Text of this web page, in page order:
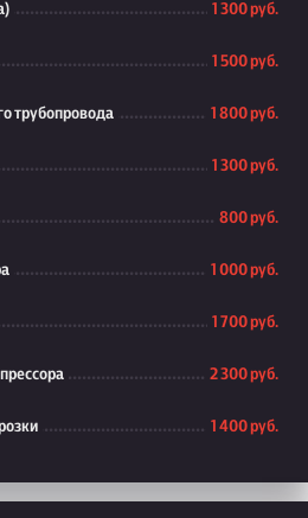
1 300 руб.
1 500 руб.
трубопровода 1 800 руб.
1 300 руб.
800 руб.
1 000 руб.
1 700 руб.
2 300 руб.
1 400 руб.